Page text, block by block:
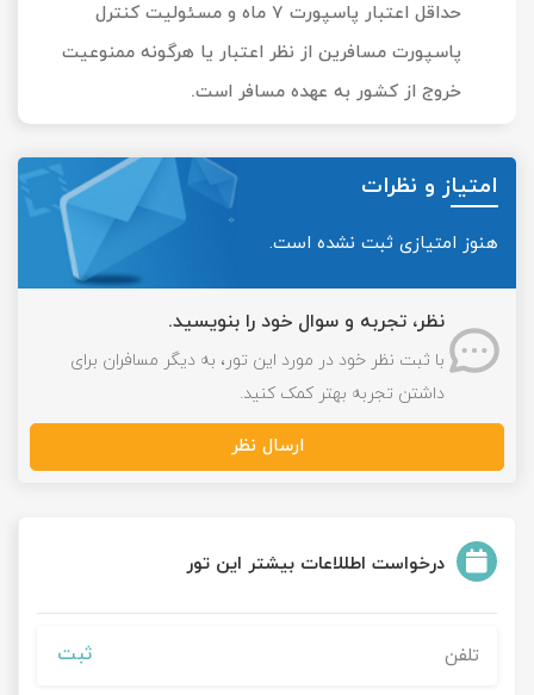
درخواست اطللاعات بیشتر این تور
ثبت
حداقل اعتبار پاسپورت 7 ماه و مسئولیت کنترل
پاسپورت مسافرین از نظر اعتبار یا هرگونه ممنوعیت
خروج از کشور به عهده مسافر است.
امتیاز و نظرات
هنوز امتیازی ثبت نشده است.
نظر، تجربه و سوال خود را بنویسید.
با ثبت نظر خود در مورد این تور، به دیگر مسافران برای
داشتن تجربه بهتر کمک کنید.
ارسال نظر